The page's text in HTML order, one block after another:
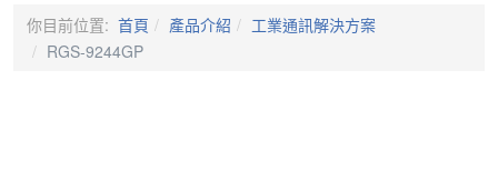
你目前位置: 首頁 產品介紹
工業通訊解決方案
RGS-9244GP